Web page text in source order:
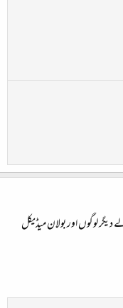
لوگوں اور بولان میڈیکل